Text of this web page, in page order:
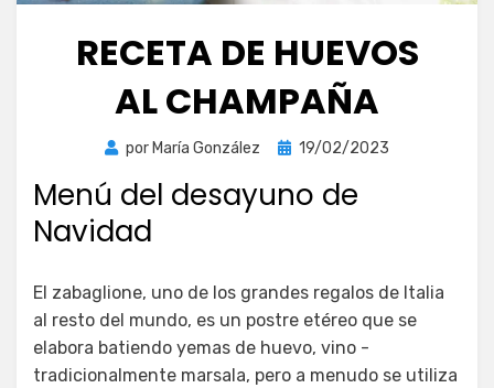
RECETA DE HUEVOS
AL CHAMPAÑA
por María González
Publicada
19/02/2023
Menú del desayuno de
Navidad
El zabaglione, uno de los grandes regalos de Italia
al resto del mundo, es un postre etéreo que se
elabora batiendo yemas de huevo, vino -
tradicionalmente marsala, pero a menudo se utiliza